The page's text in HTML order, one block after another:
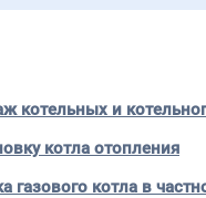
котельных и
котла отопления
газового котла в